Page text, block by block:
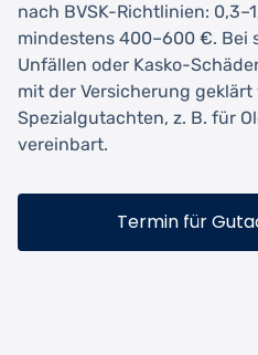
nach BVSK-Richtlinien:
mindestens 400–600 €. Bei
Unfällen oder Kasko-
mit der Versicherung geklärt
Spezialgutachten, z. B. für
vereinbart.
Termin für